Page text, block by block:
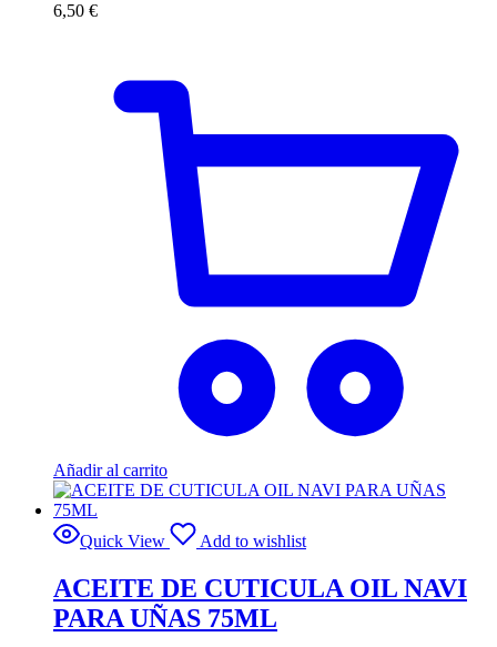
6,50 €
Añadir al carrito
Quick View Add to wishlist
ACEITE DE CUTICULA OIL NAVI
PARA UÑAS 75ML